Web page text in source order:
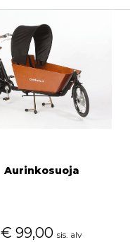
Aurinkosuoja
€ 99,00 sis. alv